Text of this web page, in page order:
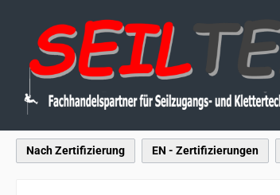
Hauptinhalt springen
Zur Suche springen
Zur Hauptnavigation springen
Nach Zertifizierung EN - Zertifizierungen